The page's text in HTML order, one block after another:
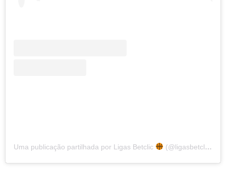
Uma publicação partilhada por Ligas Betclic (@ligasbetclic)